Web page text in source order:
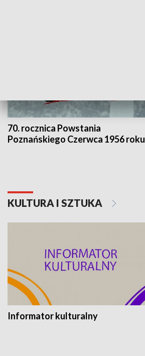
70. rocznica Powstania
Poznańskiego Czerwca 1956 roku
KULTURA I SZTUKA
Informator kulturalny